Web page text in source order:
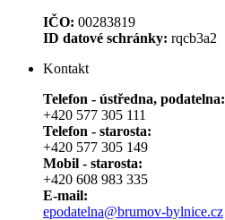
IČO: 00283819
ID datové schránky: rqcb3a2
Kontakt
Telefon - ústředna, podatelna:
+420 577 305 111
Telefon - starosta:
+420 577 305 149
Mobil - starosta:
+420 608 983 335
E-mail:
epodatelna@brumov-bylnice.cz